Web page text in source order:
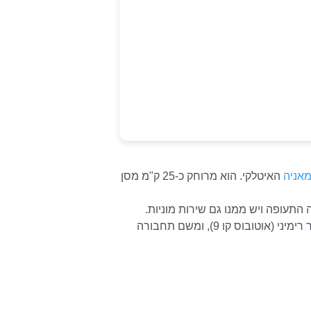
האיטלקי. הוא מרוחק כ-25 ק"מ מסן
התעופה ויש ממנו גם שירות מוניות.
תחבורה ציבורית ישירה מחברת את שדה התעופה לעיר רימיני (אוטובוס קו 9), ומשם תחבורה